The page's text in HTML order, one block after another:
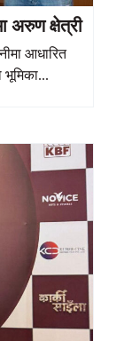
अरुण क्षेत्री
आधारित
भूमिका...